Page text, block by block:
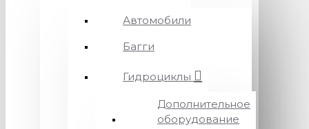
Автомобили
Багги
Гидроциклы
Дополнительное
оборудование